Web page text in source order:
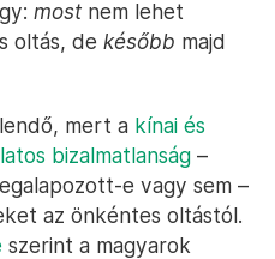
most nem lehet
oltás, de később majd
mert a kínai és
bizalmatlanság –
e vagy sem –
az önkéntes oltástól.
szerint a magyarok